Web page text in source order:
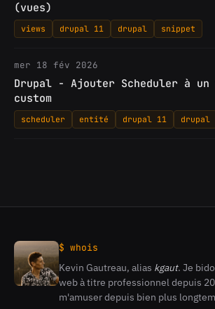
(vues)
views drupal 11 drupal snippet
mer 18 fév 2026
Drupal - Ajouter Scheduler à
custom
scheduler entité drupal 11 drupal
$ whois
Kevin
Gautreau
Kevin Gautreau, alias kgaut. Je
web à titre professionnel depuis
m'amuser depuis bien plus